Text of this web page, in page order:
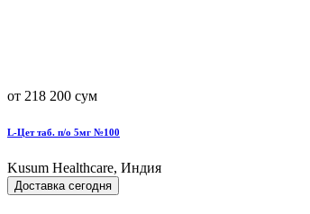
от 218 200 сум
L-Цет таб. п/о 5мг №100
Kusum Healthcare, Индия
Доставка сегодня